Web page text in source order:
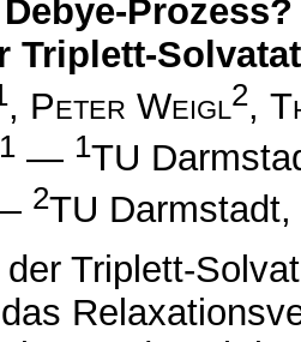
Triplett-
, Peter Weigl2,
1 — 1TU
2TU
Triplett-